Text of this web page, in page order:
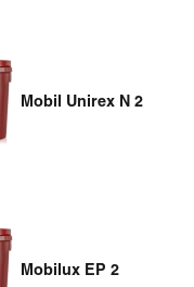
Mobil Unirex N 2
Mobilux EP 2